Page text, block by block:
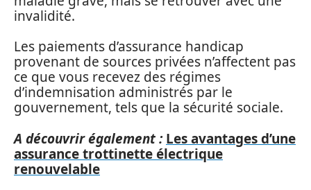
invalidité.
Les paiements d’assurance handicap
provenant de sources privées n’affectent pas
ce que vous recevez des régimes
d’indemnisation administrés par le
gouvernement, tels que la sécurité sociale.
A découvrir également : Les avantages d’une
assurance trottinette électrique
renouvelable